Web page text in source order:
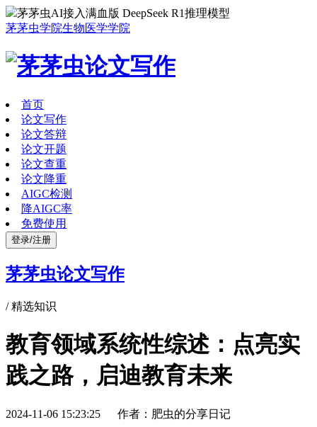
茅茅虫AI接入满血版 DeepSeek R1推理模型
茅茅虫学院生物医学学院
首页
论文写作
论文答辩
论文开题
论文查重
论文降重
AIGC检测
降AIGC率
免费使用
登录/注册
茅茅虫论文写作
/精选知识
教育领域系统性综述：点亮实
践之路，启迪教育未来
2024-11-06 15:23:25 作者：肥虫的分享日记